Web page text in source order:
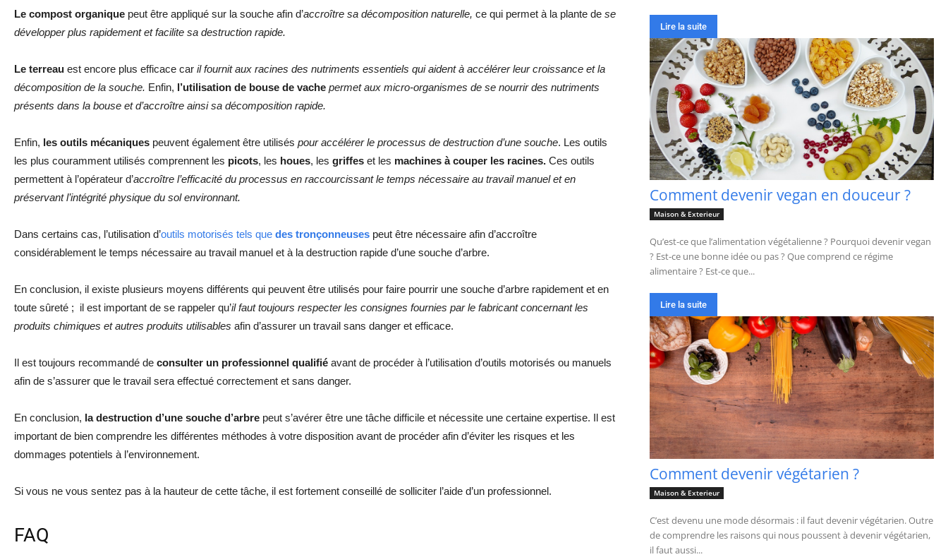
Le compost organique peut être appliqué sur la souche afin d’accroître sa décomposition naturelle, ce qui permet à la plante de se
développer plus rapidement et facilite sa destruction rapide.
Le terreau est encore plus efficace car il fournit aux racines des nutriments essentiels qui aident à accélérer leur croissance et la
décomposition de la souche. Enfin, l’utilisation de bouse de vache permet aux micro-organismes de se nourrir des nutriments
présents dans la bouse et d’accroître ainsi sa décomposition rapide.
Enfin, les outils mécaniques peuvent également être utilisés pour accélérer le processus de destruction d’une souche. Les outils
les plus couramment utilisés comprennent les picots, les houes, les griffes et les machines à couper les racines. Ces outils
permettent à l’opérateur d’accroître l’efficacité du processus en raccourcissant le temps nécessaire au travail manuel et en
préservant l’intégrité physique du sol environnant.
Dans certains cas, l’utilisation d’outils motorisés tels que des tronçonneuses peut être nécessaire afin d’accroître
considérablement le temps nécessaire au travail manuel et à la destruction rapide d’une souche d’arbre.
En conclusion, il existe plusieurs moyens différents qui peuvent être utilisés pour faire pourrir une souche d’arbre rapidement et en
toute sûreté ; il est important de se rappeler qu’il faut toujours respecter les consignes fournies par le fabricant concernant les
produits chimiques et autres produits utilisables afin d’assurer un travail sans danger et efficace.
Il est toujours recommandé de consulter un professionnel qualifié avant de procéder à l’utilisation d’outils motorisés ou manuels
afin de s’assurer que le travail sera effectué correctement et sans danger.
En conclusion, la destruction d’une souche d’arbre peut s’avérer être une tâche difficile et nécessite une certaine expertise. Il est
important de bien comprendre les différentes méthodes à votre disposition avant de procéder afin d’éviter les risques et les
dommages potentiels à l’environnement.
Si vous ne vous sentez pas à la hauteur de cette tâche, il est fortement conseillé de solliciter l’aide d’un professionnel.
FAQ
Lire la suite
Comment devenir vegan en douceur ?
Maison & Exterieur
Qu’est-ce que l’alimentation végétalienne ? Pourquoi devenir vegan
? Est-ce une bonne idée ou pas ? Que comprend ce régime
alimentaire ? Est-ce que...
Lire la suite
Comment devenir végétarien ?
Maison & Exterieur
C’est devenu une mode désormais : il faut devenir végétarien. Outre
de comprendre les raisons qui nous poussent à devenir végétarien,
il faut aussi...